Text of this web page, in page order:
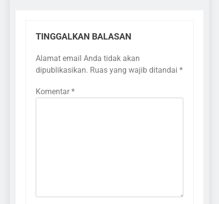
TINGGALKAN BALASAN
Alamat email Anda tidak akan
dipublikasikan. Ruas yang wajib ditandai *
Komentar *